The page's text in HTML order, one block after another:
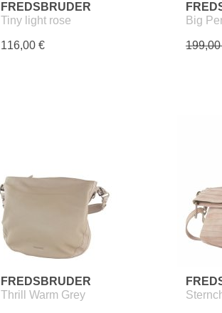
FREDSBRUDER
Tiny light rose
116,00 €
Big
FREDSBRUDER
Thrill Warm Grey